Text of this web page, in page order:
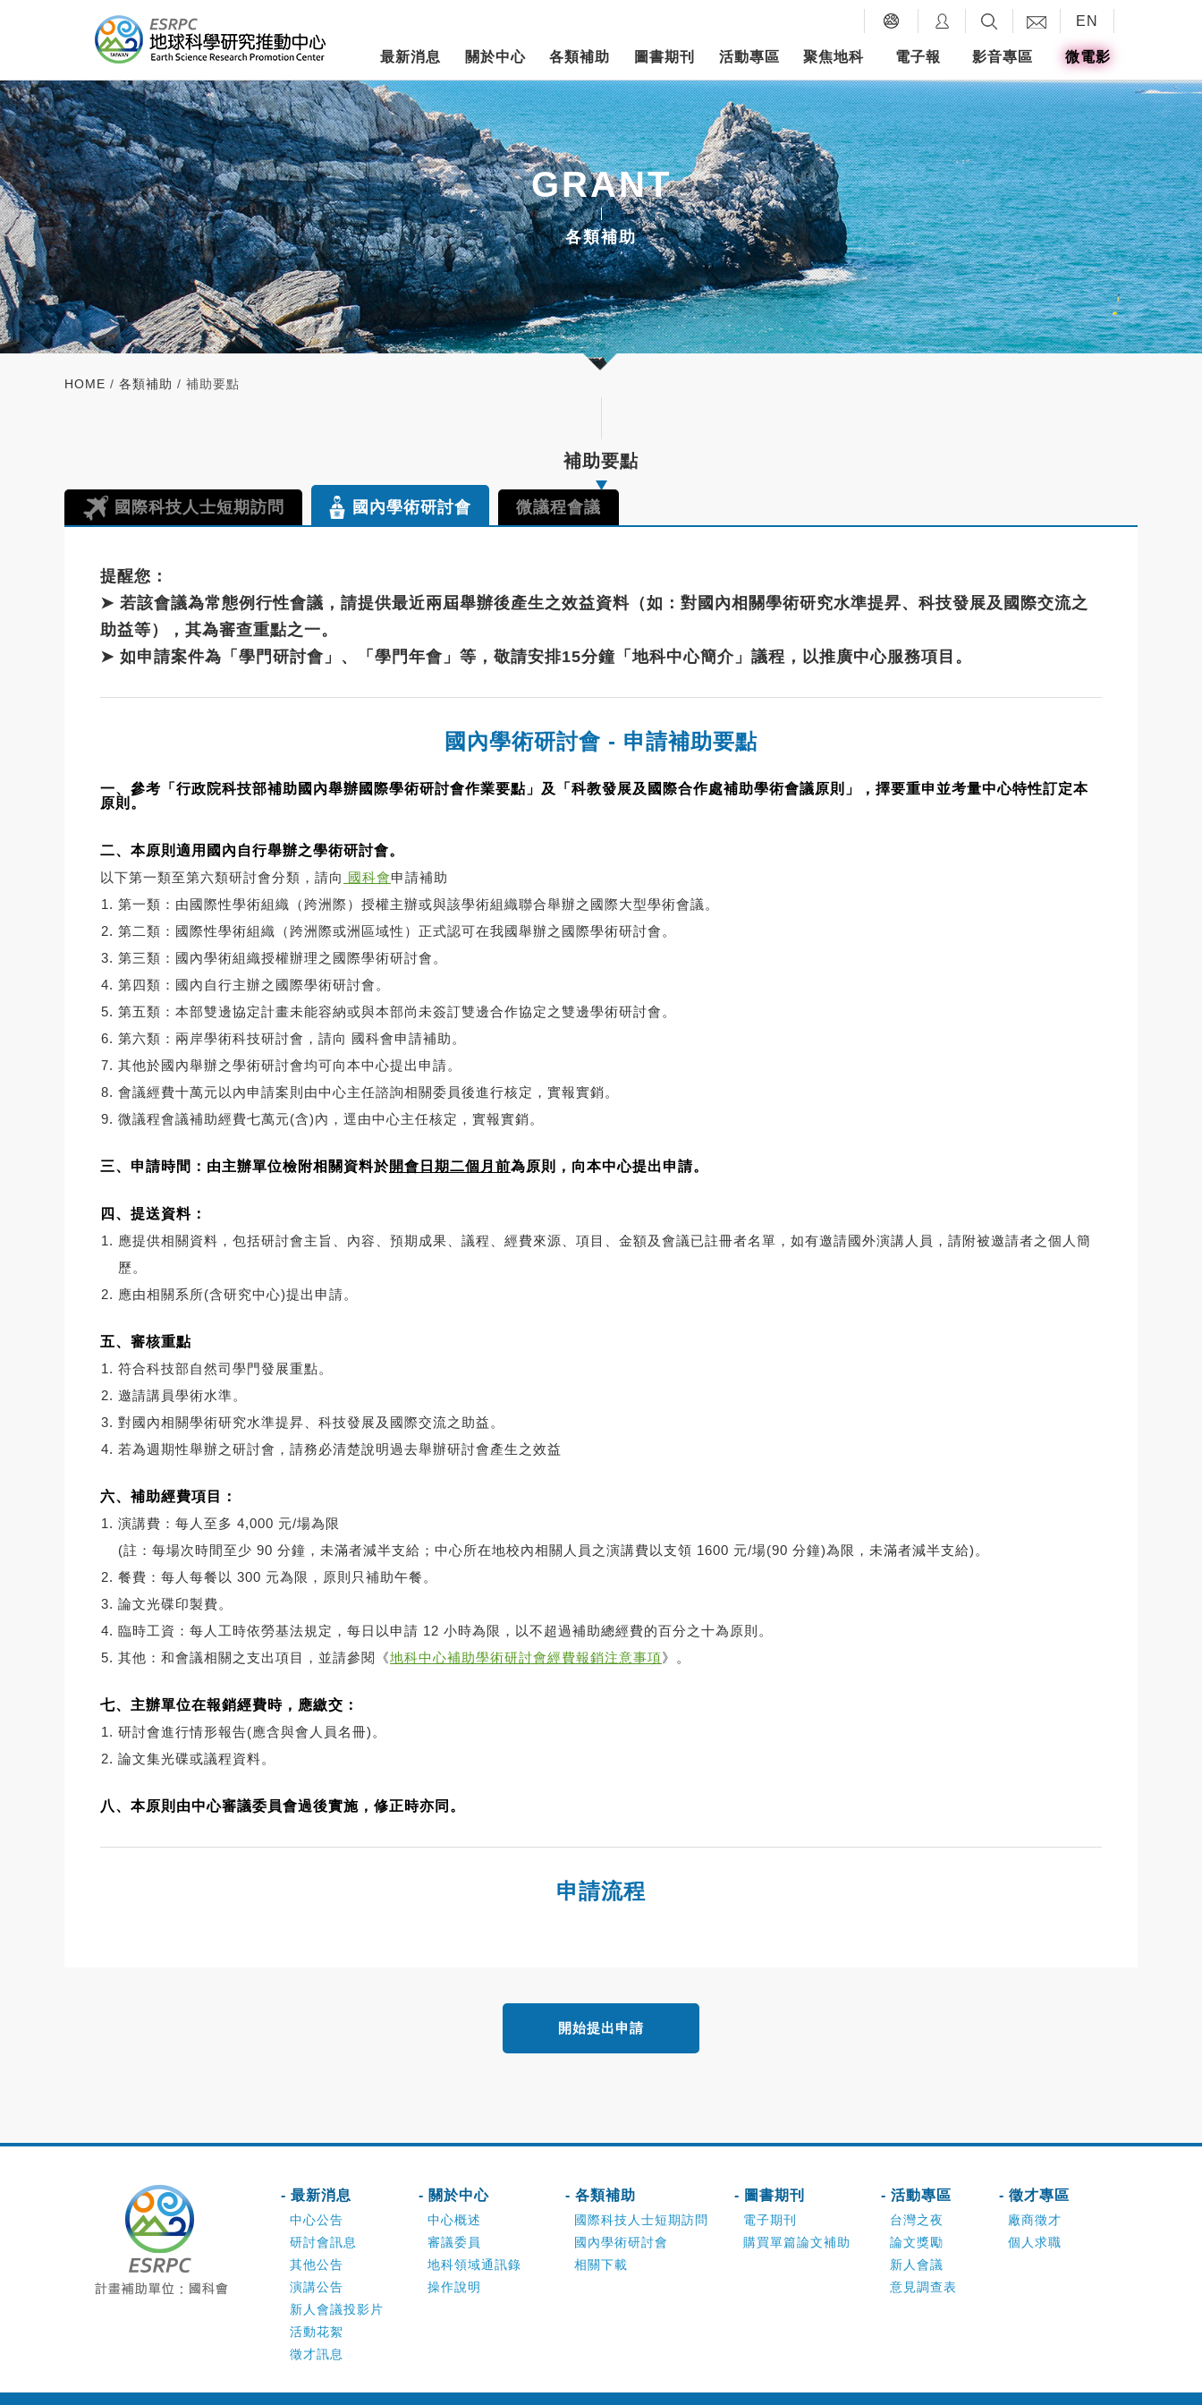
EN
最新消息 關於中心 各類補助 圖書期刊 活動專區 聚焦地科 電子報 影音專區 微電影
GRANT
各類補助
HOME / 各類補助 / 補助要點
補助要點
國際科技人士短期訪問 國內學術研討會 微議程會議
提醒您：
➤ 若該會議為常態例行性會議，請提供最近兩屆舉辦後產生之效益資料（如：對國內相關學術研究水準提昇、科技發展及國際交流之
助益等），其為審查重點之一。
➤ 如申請案件為「學門研討會」、「學門年會」等，敬請安排15分鐘「地科中心簡介」議程，以推廣中心服務項目。
國內學術研討會 - 申請補助要點
一、參考「行政院科技部補助國內舉辦國際學術研討會作業要點」及「科教發展及國際合作處補助學術會議原則」，擇要重申並考量中心特性訂定本
原則。
二、本原則適用國內自行舉辦之學術研討會。
以下第一類至第六類研討會分類，請向 國科會申請補助
第一類：由國際性學術組織（跨洲際）授權主辦或與該學術組織聯合舉辦之國際大型學術會議。
第二類：國際性學術組織（跨洲際或洲區域性）正式認可在我國舉辦之國際學術研討會。
第三類：國內學術組織授權辦理之國際學術研討會。
第四類：國內自行主辦之國際學術研討會。
第五類：本部雙邊協定計畫未能容納或與本部尚未簽訂雙邊合作協定之雙邊學術研討會。
第六類：兩岸學術科技研討會，請向 國科會申請補助。
其他於國內舉辦之學術研討會均可向本中心提出申請。
會議經費十萬元以內申請案則由中心主任諮詢相關委員後進行核定，實報實銷。
微議程會議補助經費七萬元(含)內，逕由中心主任核定，實報實銷。
三、申請時間：由主辦單位檢附相關資料於開會日期二個月前為原則，向本中心提出申請。
四、提送資料：
應提供相關資料，包括研討會主旨、內容、預期成果、議程、經費來源、項目、金額及會議已註冊者名單，如有邀請國外演講人員，請附被邀請者之個人簡
歷。
應由相關系所(含研究中心)提出申請。
五、審核重點
符合科技部自然司學門發展重點。
邀請講員學術水準。
對國內相關學術研究水準提昇、科技發展及國際交流之助益。
若為週期性舉辦之研討會，請務必清楚說明過去舉辦研討會產生之效益
六、補助經費項目：
演講費：每人至多 4,000 元/場為限
(註：每場次時間至少 90 分鐘，未滿者減半支給；中心所在地校內相關人員之演講費以支領 1600 元/場(90 分鐘)為限，未滿者減半支給)。
餐費：每人每餐以 300 元為限，原則只補助午餐。
論文光碟印製費。
臨時工資：每人工時依勞基法規定，每日以申請 12 小時為限，以不超過補助總經費的百分之十為原則。
其他：和會議相關之支出項目，並請參閱《地科中心補助學術研討會經費報銷注意事項》。
七、主辦單位在報銷經費時，應繳交：
研討會進行情形報告(應含與會人員名冊)。
論文集光碟或議程資料。
八、本原則由中心審議委員會過後實施，修正時亦同。
申請流程
開始提出申請
- 最新消息
中心公告
研討會訊息
其他公告
演講公告
新人會議投影片
活動花絮
徵才訊息
- 關於中心
中心概述
審議委員
地科領域通訊錄
操作說明
- 各類補助
國際科技人士短期訪問
國內學術研討會
相關下載
- 圖書期刊
電子期刊
購買單篇論文補助
- 活動專區
台灣之夜
論文獎勵
新人會議
意見調查表
- 徵才專區
廠商徵才
個人求職